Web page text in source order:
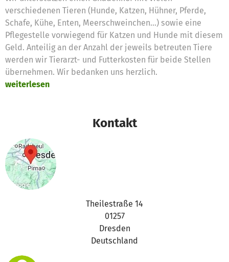
verschiedenen Tieren (Hunde, Katzen, Hühner, Pferde,
Schafe, Kühe, Enten, Meerschweinchen...) sowie eine
Pflegestelle vorwiegend für Katzen und Hunde mit diesem
Geld. Anteilig an der Anzahl der jeweils betreuten Tiere
werden wir Tierarzt- und Futterkosten für beide Stellen
übernehmen. Wir bedanken uns herzlich.
weiterlesen
Kontakt
Theilestraße 14
01257
Dresden
Deutschland